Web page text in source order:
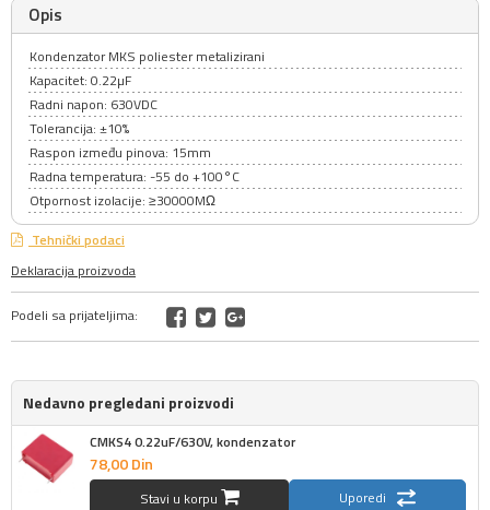
Opis
Kondenzator MKS poliester metalizirani
Kapacitet: 0.22µF
Radni napon: 630VDC
Tolerancija: ±10%
Raspon između pinova: 15mm
Radna temperatura: -55 do +100°C
Otpornost izolacije: ≥30000MΩ
Tehnički podaci
Deklaracija proizvoda
Podeli sa prijateljima:
Nedavno pregledani proizvodi
CMKS4 0.22uF/630V, kondenzator
78,00Din
Stavi u korpu Uporedi